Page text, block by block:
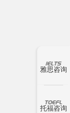
雅思咨询
托福咨询